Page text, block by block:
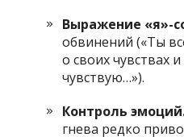
Выражение «я»-
обвинений («Ты
о своих чувствах
чувствую…»).
Контроль
гнева редко